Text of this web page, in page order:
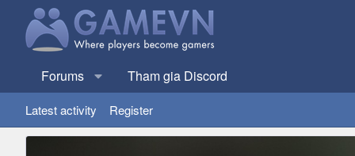
Forums Tham gia Discord
Latest activity Register